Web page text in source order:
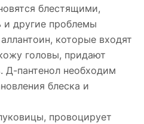
блестящими,
другие проблемы
которые входят
головы, придают
Д-пантенол необходим
блеска и
провоцирует